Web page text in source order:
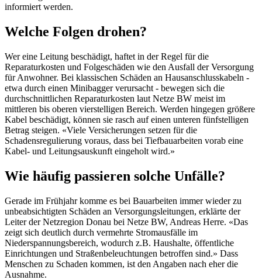
informiert werden.
Welche Folgen drohen?
Wer eine Leitung beschädigt, haftet in der Regel für die
Reparaturkosten und Folgeschäden wie den Ausfall der Versorgung
für Anwohner. Bei klassischen Schäden an Hausanschlusskabeln -
etwa durch einen Minibagger verursacht - bewegen sich die
durchschnittlichen Reparaturkosten laut Netze BW meist im
mittleren bis oberen vierstelligen Bereich. Werden hingegen größere
Kabel beschädigt, können sie rasch auf einen unteren fünfstelligen
Betrag steigen. «Viele Versicherungen setzen für die
Schadensregulierung voraus, dass bei Tiefbauarbeiten vorab eine
Kabel- und Leitungsauskunft eingeholt wird.»
Wie häufig passieren solche Unfälle?
Gerade im Frühjahr komme es bei Bauarbeiten immer wieder zu
unbeabsichtigten Schäden an Versorgungsleitungen, erklärte der
Leiter der Netzregion Donau bei Netze BW, Andreas Herre. «Das
zeigt sich deutlich durch vermehrte Stromausfälle im
Niederspannungsbereich, wodurch z.B. Haushalte, öffentliche
Einrichtungen und Straßenbeleuchtungen betroffen sind.» Dass
Menschen zu Schaden kommen, ist den Angaben nach eher die
Ausnahme.